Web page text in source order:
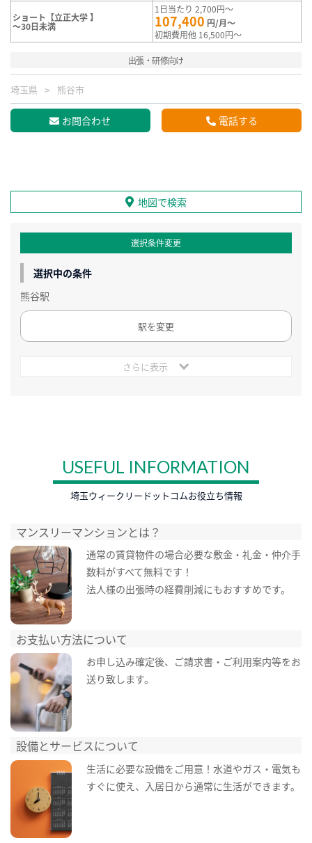
ショート【立正大学 】
～30日未満
1日当たり 2,700円～
107,400 円/月～
初期費用他 16,500円～
出張・研修向け
埼玉県 熊谷市
お問合わせ 電話する
地図で検索
選択条件変更
選択中の条件
熊谷駅
駅を変更
さらに表示
USEFUL INFORMATION
埼玉ウィークリードットコムお役立ち情報
マンスリーマンションとは？
通常の賃貸物件の場合必要な敷金・礼金・仲介手
数料がすべて無料です！
法人様の出張時の経費削減にもおすすめです。
お支払い方法について
お申し込み確定後、ご請求書・ご利用案内等をお
送り致します。
設備とサービスについて
生活に必要な設備をご用意！水道やガス・電気も
すぐに使え、入居日から通常に生活ができます。